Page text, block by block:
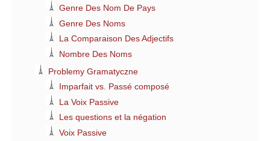
Genre Des Nom De Pays
Genre Des Noms
La Comparaison Des Adjectifs
Nombre Des Noms
Problemy Gramatyczne
Imparfait vs. Passé composé
La Voix Passive
Les questions et la négation
Voix Passive